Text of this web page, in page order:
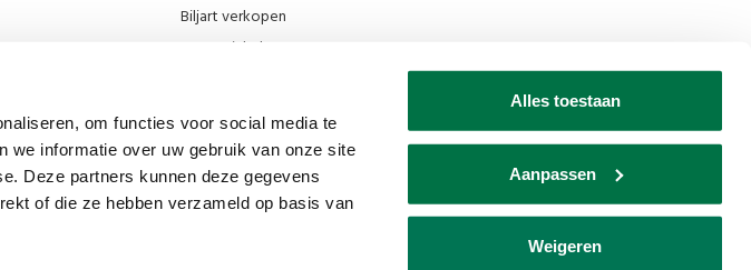
om functies voor social media te
we informatie over uw gebruik van onze site
Deze partners kunnen deze gegevens
of die ze hebben verzameld op basis van
Alles toestaan
Aanpassen
Weigeren
Biljart verkopen
Onze winkel
Promotie Filmpjes Van den Broek Biljarts
Blog
Biljart museum
Diverse links